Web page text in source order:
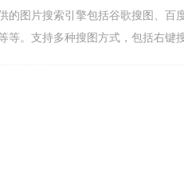
的图片搜索引擎包括谷歌搜图、百
等。支持多种搜图方式，包括右键